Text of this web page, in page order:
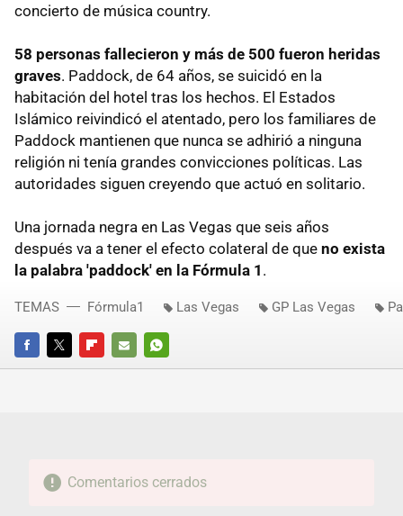
concierto de música country.
58 personas fallecieron y más de 500 fueron heridas
graves. Paddock, de 64 años, se suicidó en la
habitación del hotel tras los hechos. El Estados
Islámico reivindicó el atentado, pero los familiares de
Paddock mantienen que nunca se adhirió a ninguna
religión ni tenía grandes convicciones políticas. Las
autoridades siguen creyendo que actuó en solitario.
Una jornada negra en Las Vegas que seis años
después va a tener el efecto colateral de que no exista
la palabra 'paddock' en la Fórmula 1 .
FACEBOOKTWITTERFLIPBOARD
E-
WHATSAPP
TEMAS Fórmula1 Las Vegas GP Las Vegas
Comentarios cerrados